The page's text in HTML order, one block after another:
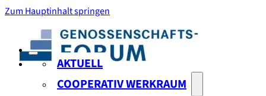
Zum Hauptinhalt springen
AKTUELL
COOPERATIV WERKRAUM